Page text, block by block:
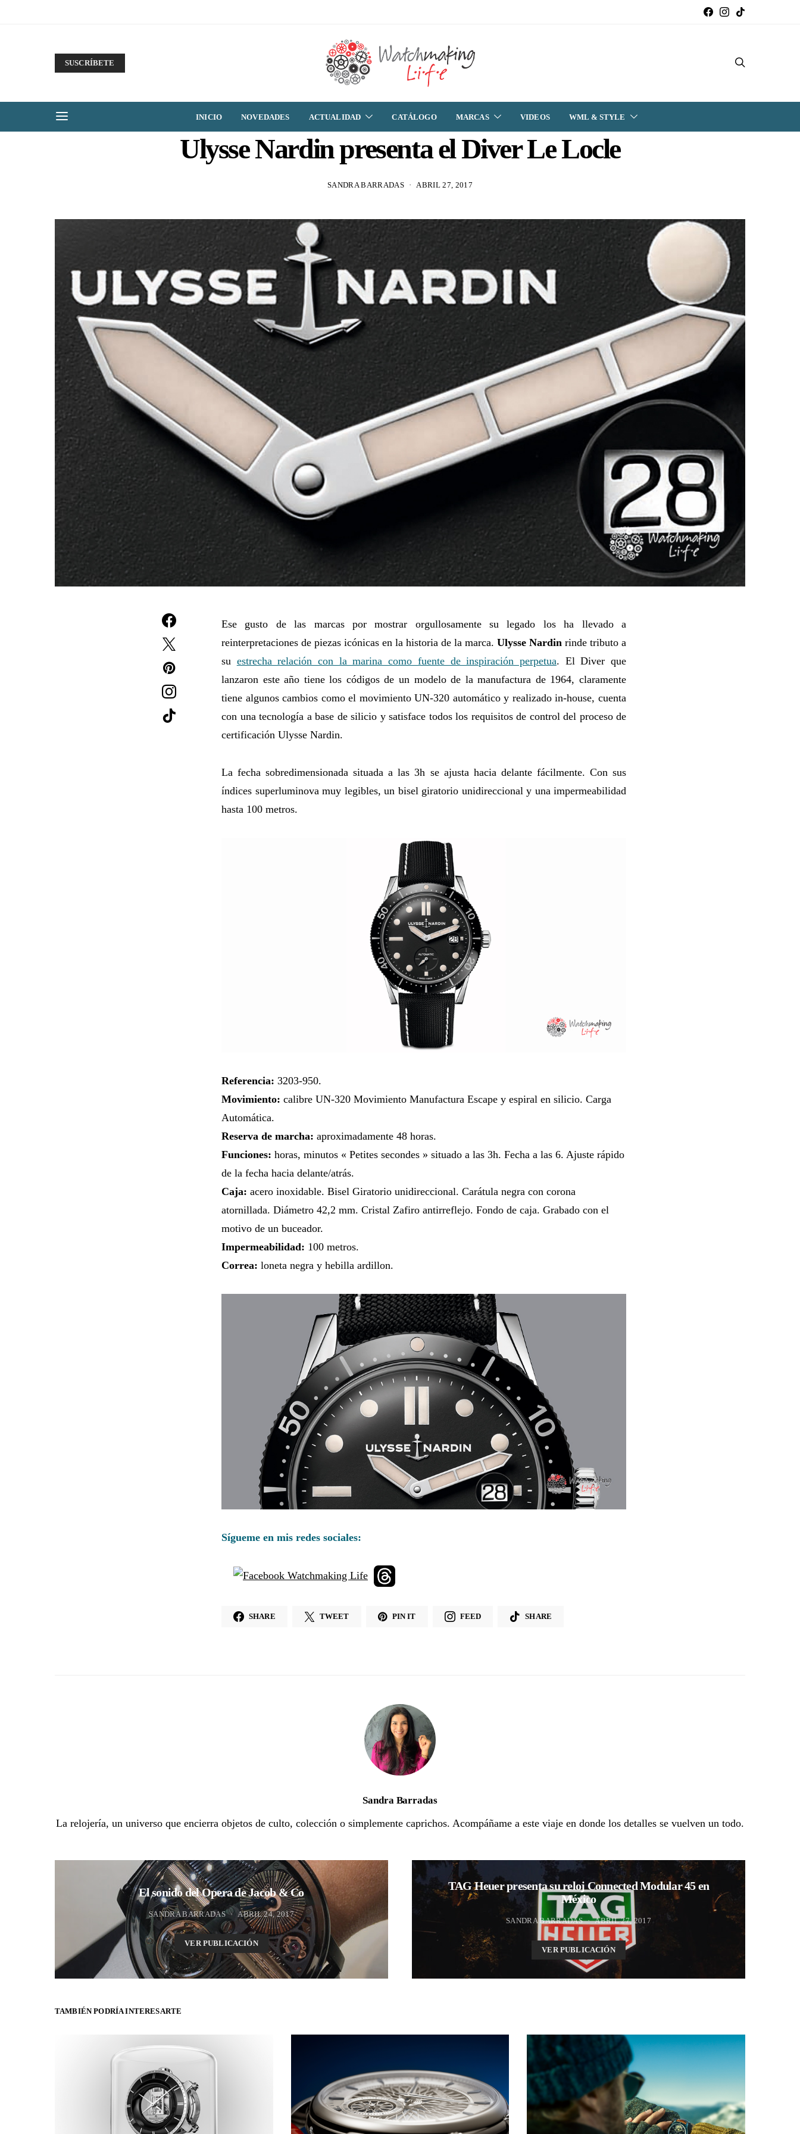
SUSCRÍBETE
INICIO NOVEDADES ACTUALIDAD CATÁLOGO MARCAS VIDEOS WML & STYLE
Ulysse Nardin presenta el Diver Le Locle
SANDRA BARRADAS ABRIL 27, 2017
Ese gusto de las marcas por mostrar orgullosamente su legado los ha llevado a
reinterpretaciones de piezas icónicas en la historia de la marca. Ulysse Nardin rinde tributo a
su estrecha relación con la marina como fuente de inspiración perpetua. El Diver que
lanzaron este año tiene los códigos de un modelo de la manufactura de 1964, claramente
tiene algunos cambios como el movimiento UN-320 automático y realizado in-house, cuenta
con una tecnología a base de silicio y satisface todos los requisitos de control del proceso de
certificación Ulysse Nardin.
La fecha sobredimensionada situada a las 3h se ajusta hacia delante fácilmente. Con sus
índices superluminova muy legibles, un bisel giratorio unidireccional y una impermeabilidad
hasta 100 metros.
Referencia: 3203-950.
Movimiento: calibre UN-320 Movimiento Manufactura Escape y espiral en silicio. Carga
Automática.
Reserva de marcha: aproximadamente 48 horas.
Funciones: horas, minutos « Petites secondes » situado a las 3h. Fecha a las 6. Ajuste rápido
de la fecha hacia delante/atrás.
Caja: acero inoxidable. Bisel Giratorio unidireccional. Carátula negra con corona
atornillada. Diámetro 42,2 mm. Cristal Zafiro antirreflejo. Fondo de caja. Grabado con el
motivo de un buceador.
Impermeabilidad: 100 metros.
Correa: loneta negra y hebilla ardillon.
Sígueme en mis redes sociales:
SHARE TWEET PIN IT FEED SHARE
Sandra Barradas
La relojería, un universo que encierra objetos de culto, colección o simplemente caprichos. Acompáñame a este viaje en donde los detalles se vuelven un todo.
El sonido del Opera de Jacob & Co
SANDRA BARRADAS ABRIL 24, 2017
VER PUBLICACIÓN
TAG Heuer presenta su reloj Connected Modular 45 en
México
SANDRA BARRADAS ABRIL 27, 2017
VER PUBLICACIÓN
TAMBIÉN PODRÍA INTERESARTE